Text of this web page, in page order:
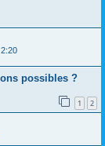
possibles ?
1 2